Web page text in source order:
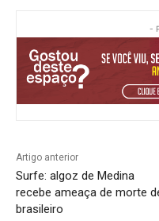
-
Artigo anterior
Surfe: algoz de Medina
recebe ameaça de morte
brasileiro